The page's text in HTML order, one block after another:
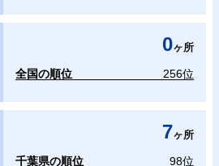
0ヶ所
全国の順位 256位
7ヶ所
千葉県の順位 98位